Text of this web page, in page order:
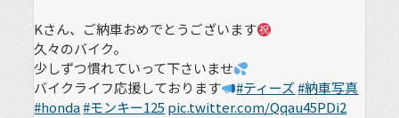
Kさん、ご納車おめでとうございます
久々のバイク。
少しずつ慣れていって下さいませ
バイクライフ応援しております
#ティーズ#納車写真
#honda#モンキー125 pic.twitter.com/Qqau45PDi2